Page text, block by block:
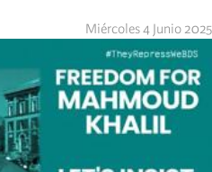
Miércoles 4 Junio 2025